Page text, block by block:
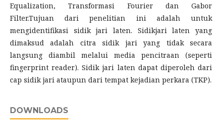
Equalization, Transformasi Fourier dan Gabor
Filter.Tujuan dari penelitian ini adalah untuk
mengidentifikasi sidik jari laten. Sidikjari laten yang
dimaksud adalah citra sidik jari yang tidak secara
langsung diambil melalui media pencitraan (seperti
fingerprint reader). Sidik jari laten dapat diperoleh dari
cap sidik jari ataupun dari tempat kejadian perkara (TKP).
DOWNLOADS